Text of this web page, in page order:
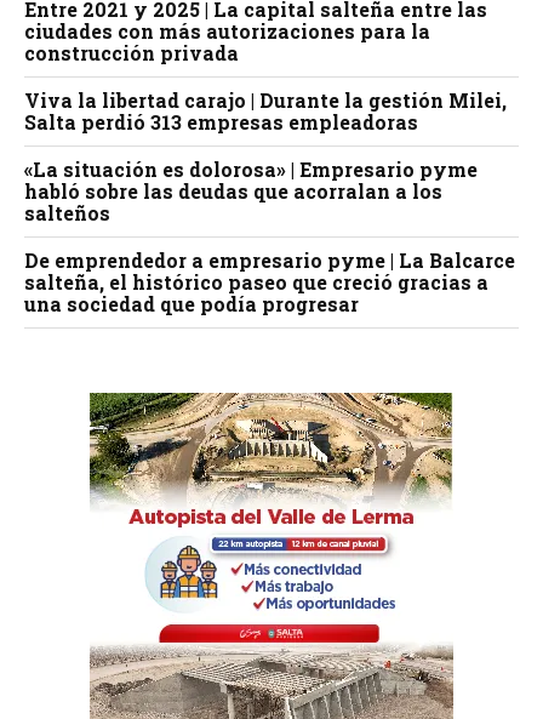
Entre 2021 y 2025 | La capital salteña entre las
ciudades con más autorizaciones para la
construcción privada
Viva la libertad carajo | Durante la gestión Milei,
Salta perdió 313 empresas empleadoras
«La situación es dolorosa» | Empresario pyme
habló sobre las deudas que acorralan a los
salteños
De emprendedor a empresario pyme | La Balcarce
salteña, el histórico paseo que creció gracias a
una sociedad que podía progresar